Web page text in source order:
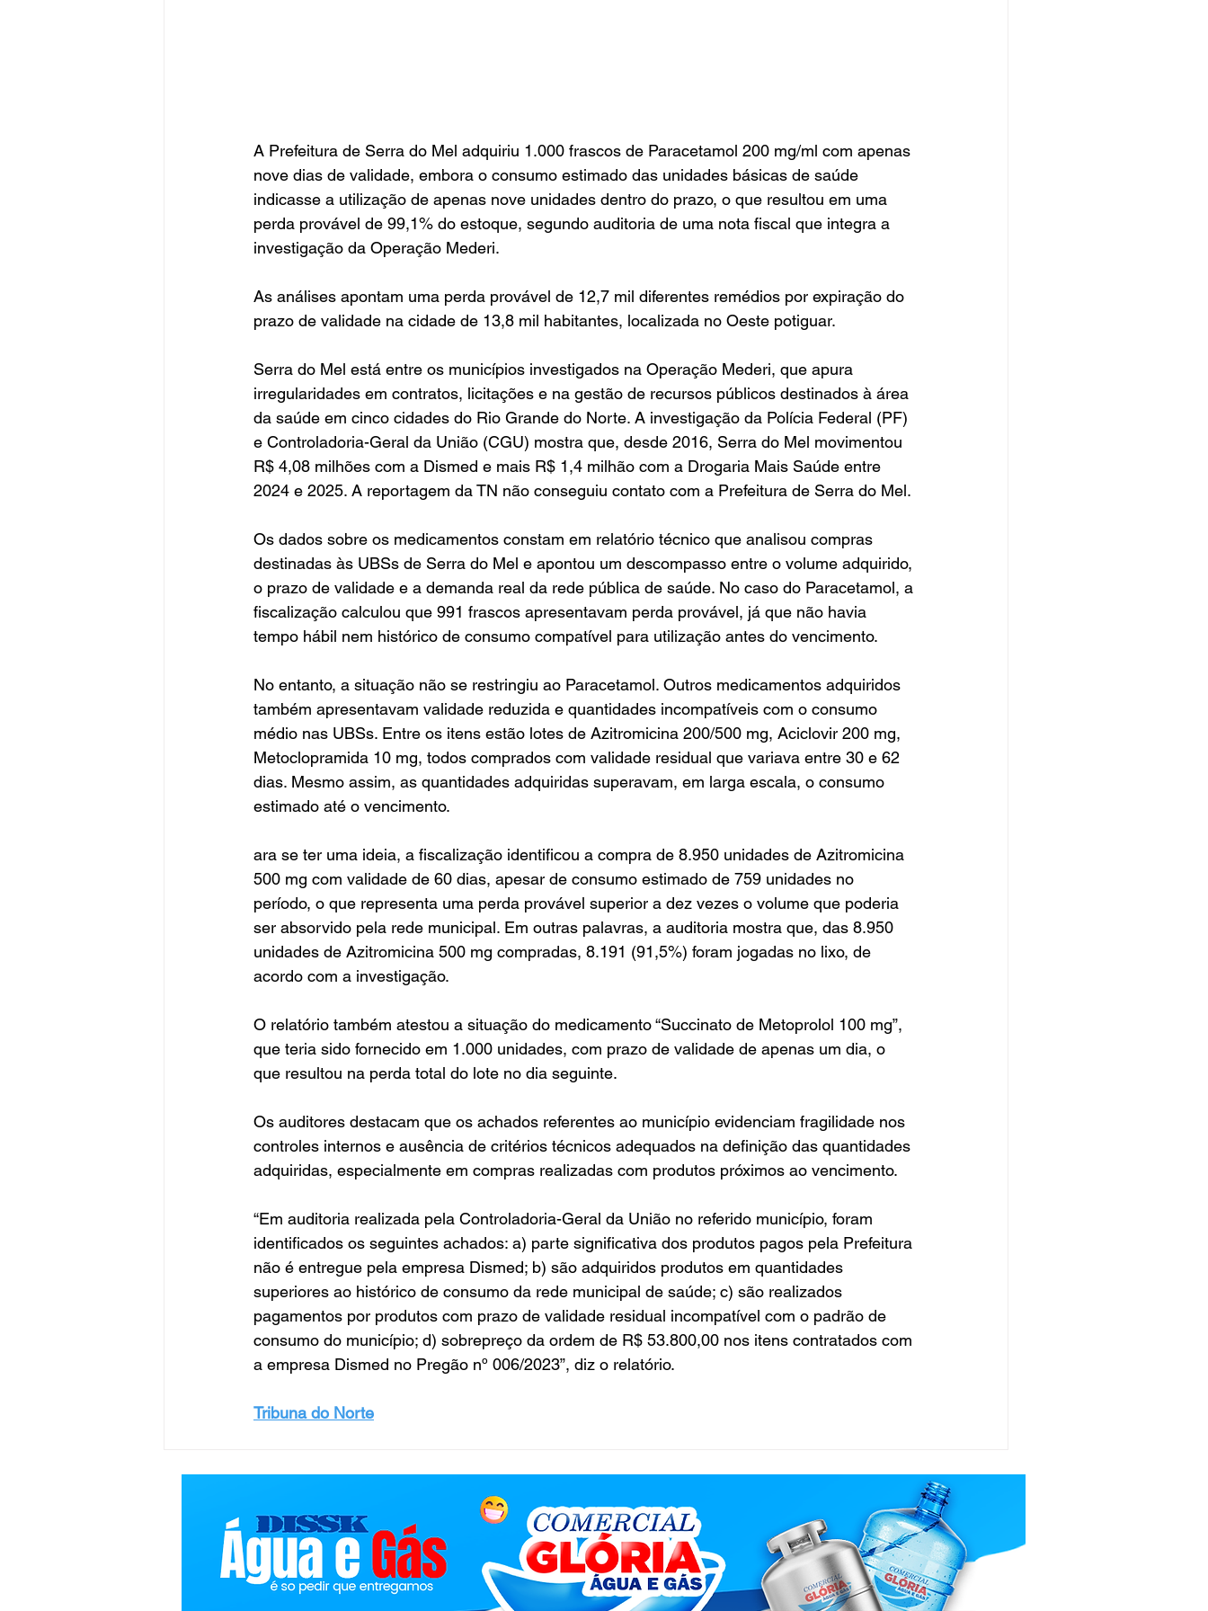
A Prefeitura de Serra do Mel adquiriu 1.000 frascos de Paracetamol 200 mg/ml com apenas
nove dias de validade, embora o consumo estimado das unidades básicas de saúde
indicasse a utilização de apenas nove unidades dentro do prazo, o que resultou em uma
perda provável de 99,1% do estoque, segundo auditoria de uma nota fiscal que integra a
investigação da Operação Mederi.
As análises apontam uma perda provável de 12,7 mil diferentes remédios por expiração do
prazo de validade na cidade de 13,8 mil habitantes, localizada no Oeste potiguar.
Serra do Mel está entre os municípios investigados na Operação Mederi, que apura
irregularidades em contratos, licitações e na gestão de recursos públicos destinados à área
da saúde em cinco cidades do Rio Grande do Norte. A investigação da Polícia Federal (PF)
e Controladoria-Geral da União (CGU) mostra que, desde 2016, Serra do Mel movimentou
R$ 4,08 milhões com a Dismed e mais R$ 1,4 milhão com a Drogaria Mais Saúde entre
2024 e 2025. A reportagem da TN não conseguiu contato com a Prefeitura de Serra do Mel.
Os dados sobre os medicamentos constam em relatório técnico que analisou compras
destinadas às UBSs de Serra do Mel e apontou um descompasso entre o volume adquirido,
o prazo de validade e a demanda real da rede pública de saúde. No caso do Paracetamol, a
fiscalização calculou que 991 frascos apresentavam perda provável, já que não havia
tempo hábil nem histórico de consumo compatível para utilização antes do vencimento.
No entanto, a situação não se restringiu ao Paracetamol. Outros medicamentos adquiridos
também apresentavam validade reduzida e quantidades incompatíveis com o consumo
médio nas UBSs. Entre os itens estão lotes de Azitromicina 200/500 mg, Aciclovir 200 mg,
Metoclopramida 10 mg, todos comprados com validade residual que variava entre 30 e 62
dias. Mesmo assim, as quantidades adquiridas superavam, em larga escala, o consumo
estimado até o vencimento.
ara se ter uma ideia, a fiscalização identificou a compra de 8.950 unidades de Azitromicina
500 mg com validade de 60 dias, apesar de consumo estimado de 759 unidades no
período, o que representa uma perda provável superior a dez vezes o volume que poderia
ser absorvido pela rede municipal. Em outras palavras, a auditoria mostra que, das 8.950
unidades de Azitromicina 500 mg compradas, 8.191 (91,5%) foram jogadas no lixo, de
acordo com a investigação.
O relatório também atestou a situação do medicamento “Succinato de Metoprolol 100 mg”,
que teria sido fornecido em 1.000 unidades, com prazo de validade de apenas um dia, o
que resultou na perda total do lote no dia seguinte.
Os auditores destacam que os achados referentes ao município evidenciam fragilidade nos
controles internos e ausência de critérios técnicos adequados na definição das quantidades
adquiridas, especialmente em compras realizadas com produtos próximos ao vencimento.
“Em auditoria realizada pela Controladoria-Geral da União no referido município, foram
identificados os seguintes achados: a) parte significativa dos produtos pagos pela Prefeitura
não é entregue pela empresa Dismed; b) são adquiridos produtos em quantidades
superiores ao histórico de consumo da rede municipal de saúde; c) são realizados
pagamentos por produtos com prazo de validade residual incompatível com o padrão de
consumo do município; d) sobrepreço da ordem de R$ 53.800,00 nos itens contratados com
a empresa Dismed no Pregão nº 006/2023”, diz o relatório.
Tribuna do Norte